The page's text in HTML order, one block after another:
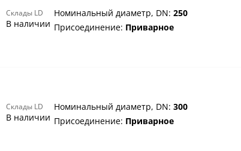
Склады LD
В наличии
Номинальный диаметр, DN: 250
Присоединение: Приварное
Склады LD
В наличии
Номинальный диаметр, DN: 300
Присоединение: Приварное